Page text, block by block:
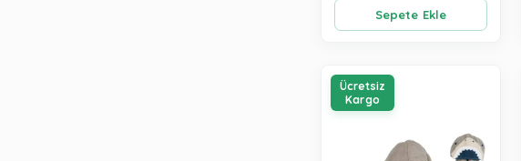
Sepete Ekle
Ücretsiz
Kargo